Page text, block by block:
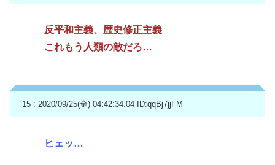
反平和主義、歴史修正主義
これもう人類の敵だろ…
15 : 2020/09/25(金) 04:42:34.04 ID:qqBj7jjFM
ヒェッ…